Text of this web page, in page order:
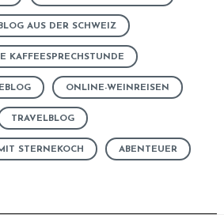
AUS DER SCHWEIZ
KAFFEESPRECHSTUNDE
ONLINE-WEINREISEN
TRAVELBLOG
STERNEKOCH ABENTEUER